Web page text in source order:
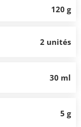
120 g
2 unités
30 ml
5 g